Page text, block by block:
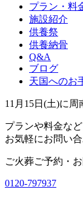
プラン・料
施設紹介
供養祭
供養納骨
Q&A
ブログ
天国へのお
11月15日(土)に周
プランや料金など
お気軽にお問い
ご火葬ご予約・
0120-797937